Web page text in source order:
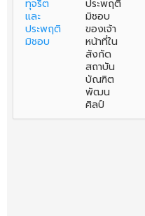
ทุจริต
และ
ประพฤติ
มิชอบ
ประพฤติ
มิชอบ
ของเจ้า
หน้าที่ใน
สังกัด
สถาบัน
บัณฑิต
พัฒน
ศิลป์